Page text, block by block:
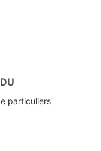
particuliers